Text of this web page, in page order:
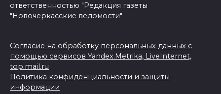
ответственностью "Редакция газеты
"Новочеркасские ведомости"
Согласие на обработку персональных данных с
помощью сервисов Yandex.Metrika, LiveInternet,
top.mail.ru
Политика конфиденциальности и защиты
информации